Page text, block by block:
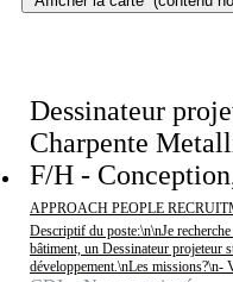
Dessinateur
Charpente
F/H -
APPROACH PEOPLE
Descriptif du poste:\n\nJe
bâtiment, un Dessinateur projeteur
développement.\nLes missions?\n-